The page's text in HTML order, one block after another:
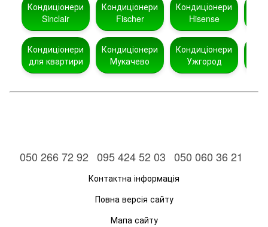
Кондиціонери
Sinclair
Кондиціонери
Fischer
Кондиціонери
Hisense
Кондиціонери
для квартири
Кондиціонери
Мукачево
Кондиціонери
Ужгород
050 266 72 92 095 424 52 03 050 060 36 21
Контактна інформація
Повна версія сайту
Мапа сайту